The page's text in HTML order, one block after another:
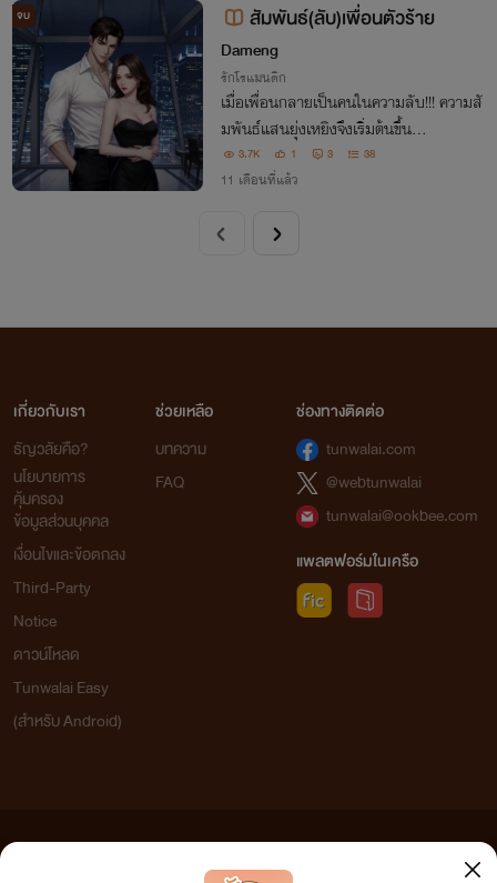
จบ สัมพันธ์(ลับ)เพื่อนตัวร้าย
Dameng
รักโรแมนติก
เมื่อเพื่อนกลายเป็นคนในความลับ!!! ความสั
มพันธ์แสนยุ่งเหยิงจึงเริ่มต้นขึ้น...
3.7K 1 3 38
11 เดือนที่แล้ว
เกี่ยวกับเรา
ธัญวลัยคือ?
นโยบายการ
คุ้มครอง
ข้อมูลส่วนบุคคล
เงื่อนไขและข้อตกลง
Third-Party
Notice
ดาวน์โหลด
Tunwalai Easy
(สำหรับ Android)
ช่วยเหลือ
บทความ
FAQ
ช่องทางติดต่อ
tunwalai.com
@webtunwalai
tunwalai@ookbee.com
แพลตฟอร์มในเครือ